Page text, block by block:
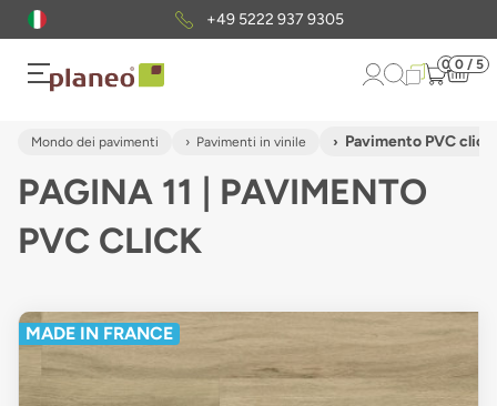
Pacchetto di campionigratuiti
0 0 / 5
Mondo dei pavimenti Pavimenti in vinile Pavimento PVC click
PAGINA 11 | PAVIMENTO
PVC CLICK
MADE IN FRANCE